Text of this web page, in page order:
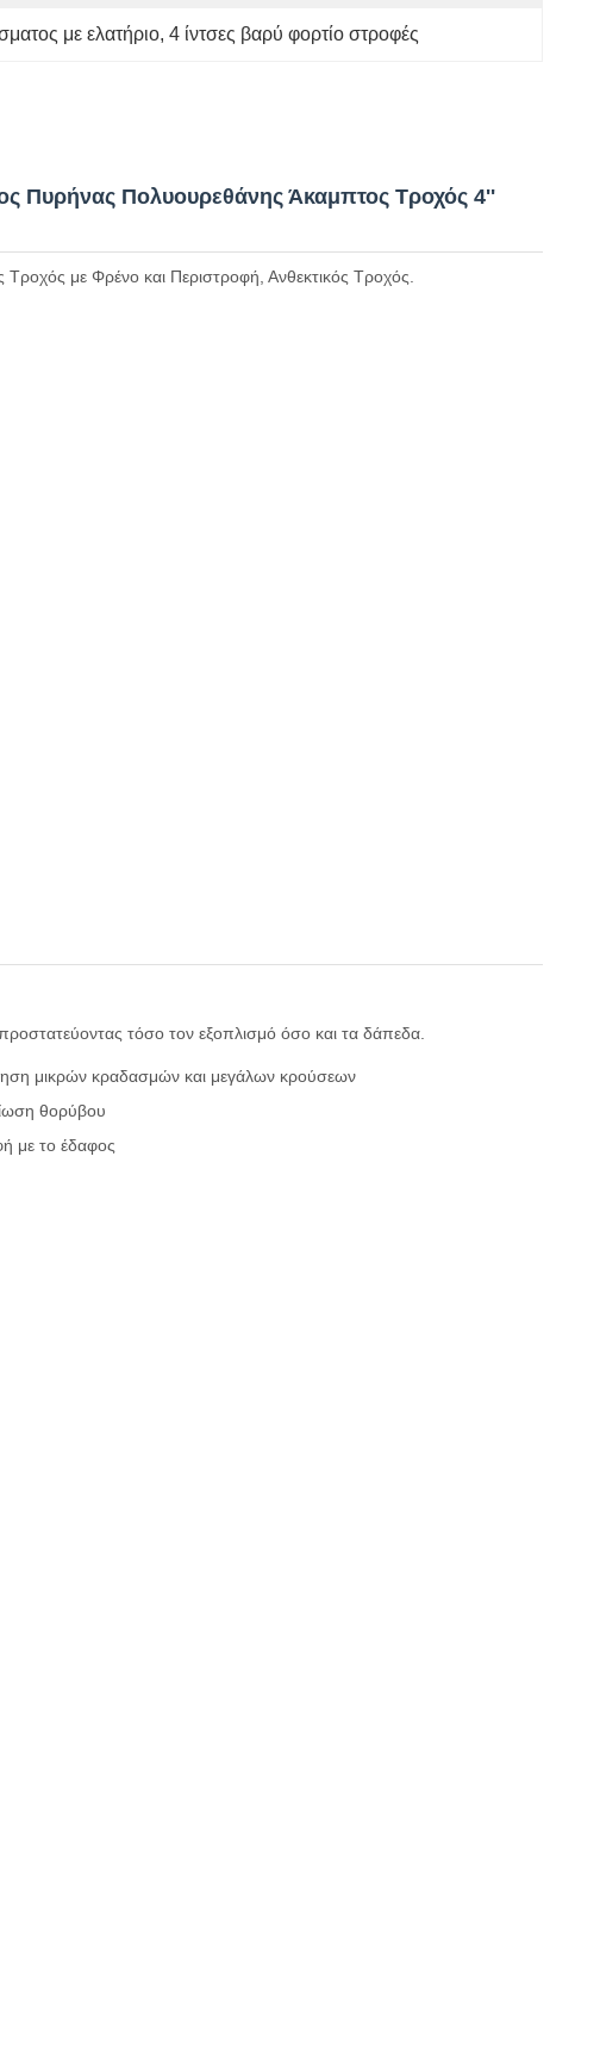
με ελατήριο, 4 ίντσες βαρύ φορτίο στροφές
Πυρήνας Πολυουρεθάνης Άκαμπτος Τροχός 4''
με Φρένο και Περιστροφή, Ανθεκτικός Τροχός.
τόσο τον εξοπλισμό όσο και τα δάπεδα.
μικρών κραδασμών και μεγάλων κρούσεων
θορύβου
με το έδαφος